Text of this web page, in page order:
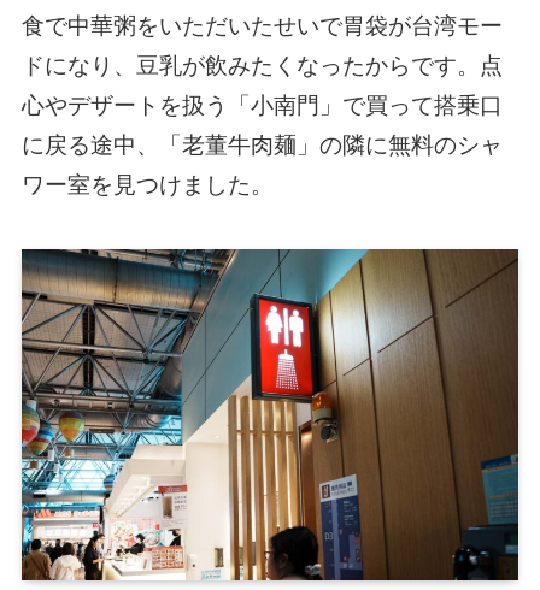
食で中華粥をいただいたせいで胃袋が台湾モー
ドになり、豆乳が飲みたくなったからです。点
心やデザートを扱う「小南門」で買って搭乗口
に戻る途中、「老董牛肉麺」の隣に無料のシャ
ワー室を見つけました。